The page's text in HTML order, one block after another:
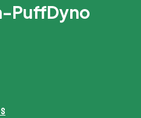
PuffDyno